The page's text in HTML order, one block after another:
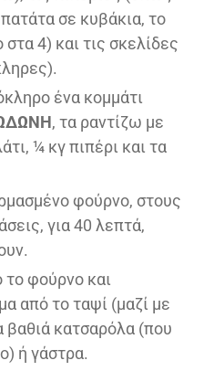
σε κυβάκια, το
4) και τις σκελίδες
ένα κομμάτι
, τα ραντίζω με
¼ κγ πιπέρι και τα
φούρνο, στους
για 40 λεπτά,
φούρνο και
από το ταψί (μαζί με
βαθιά κατσαρόλα (που
ή γάστρα.